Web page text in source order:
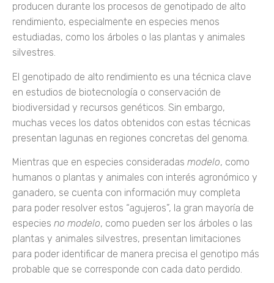
producen durante los procesos de genotipado de alto
rendimiento, especialmente en especies menos
estudiadas, como los árboles o las plantas y animales
silvestres.
El genotipado de alto rendimiento es una técnica clave
en estudios de biotecnología o conservación de
biodiversidad y recursos genéticos. Sin embargo,
muchas veces los datos obtenidos con estas técnicas
presentan lagunas en regiones concretas del genoma.
Mientras que en especies consideradas modelo, como
humanos o plantas y animales con interés agronómico y
ganadero, se cuenta con información muy completa
para poder resolver estos “agujeros”, la gran mayoría de
especies no modelo, como pueden ser los árboles o las
plantas y animales silvestres, presentan limitaciones
para poder identificar de manera precisa el genotipo más
probable que se corresponde con cada dato perdido.